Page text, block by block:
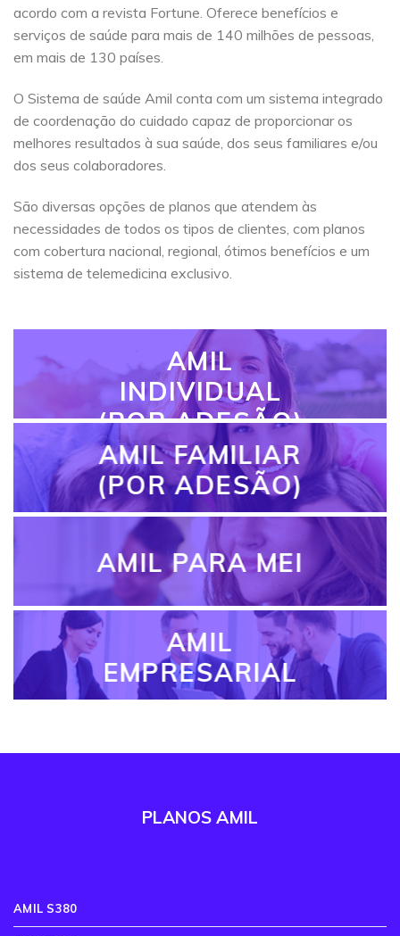
acordo com a revista Fortune. Oferece benefícios e
serviços de saúde para mais de 140 milhões de pessoas,
em mais de 130 países.
O Sistema de saúde Amil conta com um sistema integrado
de coordenação do cuidado capaz de proporcionar os
melhores resultados à sua saúde, dos seus familiares e/ou
dos seus colaboradores.
São diversas opções de planos que atendem às
necessidades de todos os tipos de clientes, com planos
com cobertura nacional, regional, ótimos benefícios e um
sistema de telemedicina exclusivo.
AMIL
INDIVIDUAL
(POR ADESÃO)
AMIL FAMILIAR
(POR ADESÃO)
AMIL PARA MEI
AMIL
EMPRESARIAL
PLANOS AMIL
AMIL S380